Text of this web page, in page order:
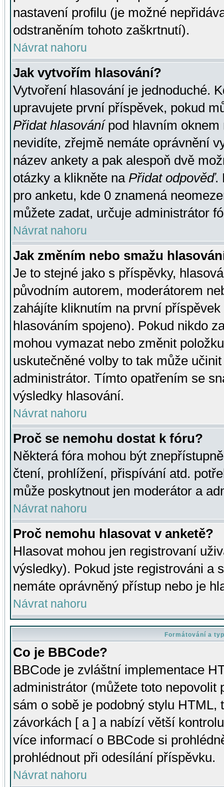
nastavení profilu (je možné
odstraněním tohoto zaškrtnutí).
Návrat nahoru
Jak vytvořím hlasování?
Vytvoření hlasování je jednoduché.
upravujete první příspěvek, pokud
Přidat hlasovánípod hlavním oknem
nevidíte, zřejmě nemáte oprávnění
název ankety a pak alespoň dvě
otázky a klikněte na Přidat odpověď.
pro anketu, kde 0 znamená
můžete zadat, určuje administrátor
Návrat nahoru
Jak změním nebo smažu
Je to stejné jako s příspěvky,
původním autorem, moderátorem
zahájíte kliknutím na první
hlasováním spojeno). Pokud nikdo
mohou vymazat nebo změnit
uskutečněné volby to tak může
administrátor. Tímto opatřením se
výsledky hlasování.
Návrat nahoru
Proč se nemohu dostat k fóru?
Některá fóra mohou být
čtení, prohlížení, přispívání atd.
může poskytnout jen moderátor a
Návrat nahoru
Proč nemohu hlasovat v anketě?
Hlasovat mohou jen registrovaní
výsledky). Pokud jste registrováni a
nemáte oprávněný přístup nebo je
Návrat nahoru
Formátování a
Co je BBCode?
BBCode je zvláštní implementace
administrátor (můžete toto
sám o sobě je podobný stylu HTML,
závorkách [ a ] a nabízí větší
více informací o BBCode si
prohlédnout při odesílání příspěvku.
Návrat nahoru